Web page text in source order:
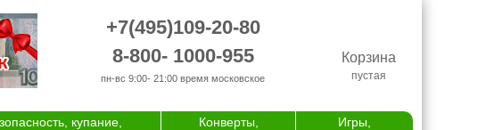
+7(495)109-20-80
8-800- 1000-955
пн-вс 9:00- 21:00 время московское
Корзина
пустая
купание,
Конверты,
Игры,